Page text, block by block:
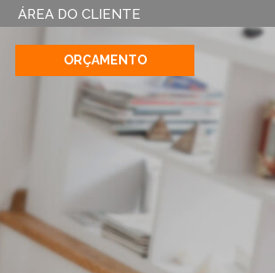
ÁREA DO CLIENTE
ORÇAMENTO